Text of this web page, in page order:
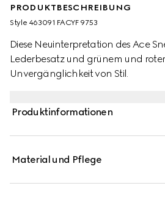
PRODUKTBESCHREIBUNG
Style ‎463091 FACYF 9753
Diese Neuinterpretation des Ace
Lederbesatz und grünem und
Unvergänglichkeit von Stil.
Produktinformationen
Material und Pflege